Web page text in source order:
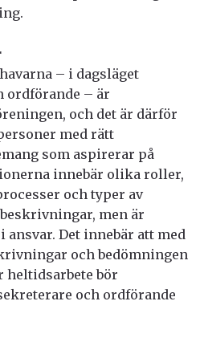
– i dagsläget
ordförande – är
och det är därför
med rätt
som aspirerar på
innebär olika roller,
och typer av
men är
Det innebär att med
och bedömningen
heltidsarbete bör
och ordförande